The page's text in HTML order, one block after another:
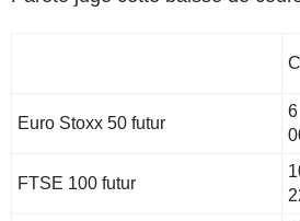
Euro Stoxx 50 futur
6
FTSE 100 futur